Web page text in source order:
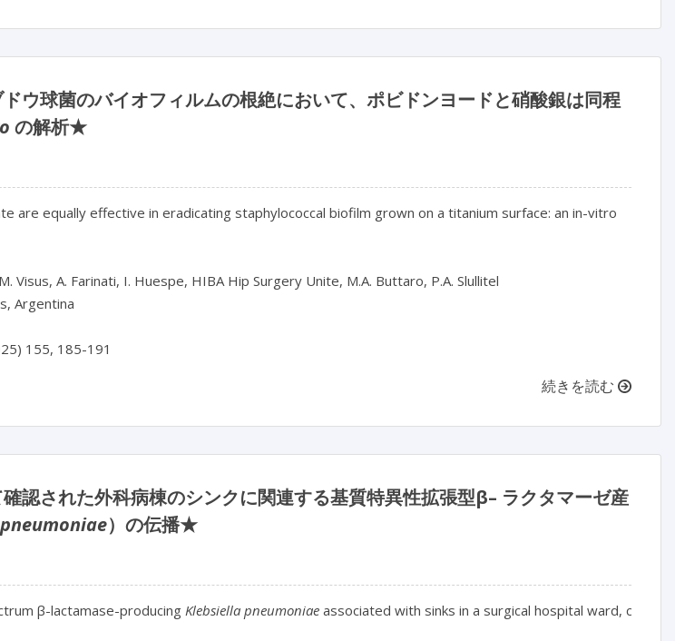
ウ球菌のバイオフィルムの根絶において、ポビドンヨードと硝酸銀は同程
の解析★
are equally effective in eradicating staphylococcal biofilm grown on a titanium surface: an in-vitro
Visus, A. Farinati, I. Huespe, HIBA Hip Surgery Unite, M.A. Buttaro, P.A. Slullitel
Argentina
続きを読む
認された外科病棟のシンクに関連する基質特異性拡張型β– ラクタマーゼ産
）の伝播★
β-lactamase-producing Klebsiella pneumoniae associated with sinks in a surgical hospital ward,